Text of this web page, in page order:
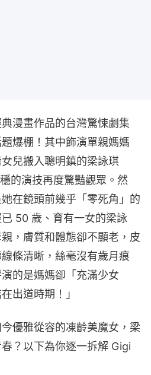
漫畫作品的台灣驚悚劇集
爆棚！其中飾演單親媽媽
女兒搬入聰明鎮的梁詠琪
的演技再度驚豔觀眾。然
在鏡頭前幾乎「零死角」的
50 歲、育有一女的梁詠
，膚質和體態卻不顯老，皮
條清晰，絲毫沒有歲月痕
的是媽媽卻「充滿少女
出道時期！」
優雅從容的凍齡美魔女，梁
？以下為你逐一拆解 Gigi